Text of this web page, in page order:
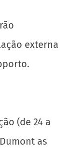
externa
(de 24 a
as